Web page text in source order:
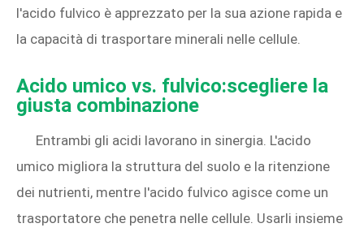
l'acido fulvico è apprezzato per la sua azione rapida e
la capacità di trasportare minerali nelle cellule.
Acido umico vs. fulvico:scegliere la
giusta combinazione
Entrambi gli acidi lavorano in sinergia. L'acido
umico migliora la struttura del suolo e la ritenzione
dei nutrienti, mentre l'acido fulvico agisce come un
trasportatore che penetra nelle cellule. Usarli insieme